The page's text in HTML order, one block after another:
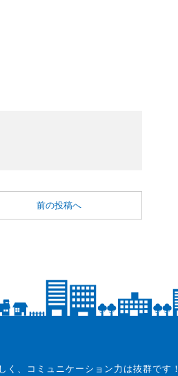
前の投稿へ
、コミュニケーション力は抜群です！